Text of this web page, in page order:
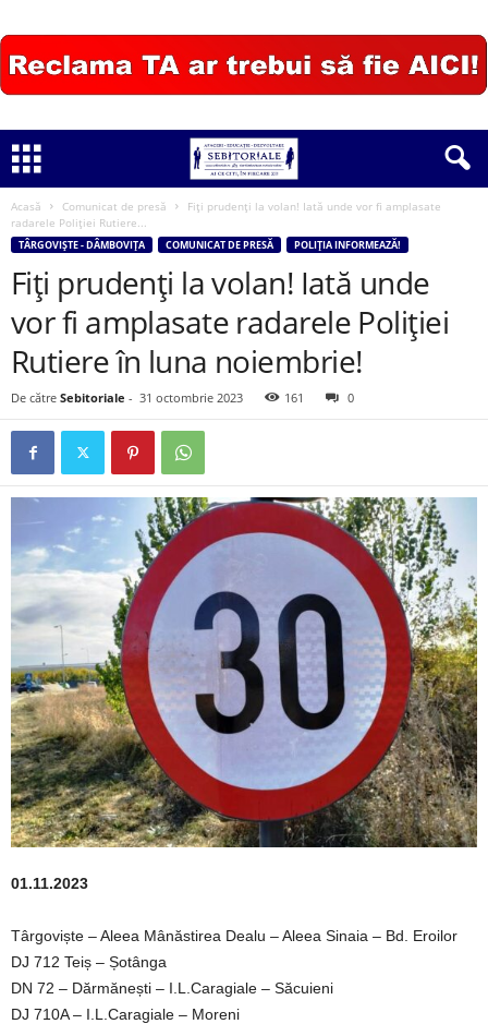
Acasă Comunicat de presă
Fiți prudenți la volan! Iată unde vor fi amplasate
radarele Poliției Rutiere...
TÂRGOVIȘTE - DÂMBOVIȚA COMUNICAT DE PRESĂ POLIȚIA INFORMEAZĂ!
Fiți prudenți la volan! Iată unde
vor fi amplasate radarele Poliției
Rutiere în luna noiembrie!
De către Sebitoriale - 31 octombrie 2023 161 0
01.11.2023
Târgoviște – Aleea Mânăstirea Dealu – Aleea Sinaia – Bd. Eroilor
DJ 712 Teiș – Șotânga
DN 72 – Dărmănești – I.L.Caragiale – Săcuieni
DJ 710A – I.L.Caragiale – Moreni